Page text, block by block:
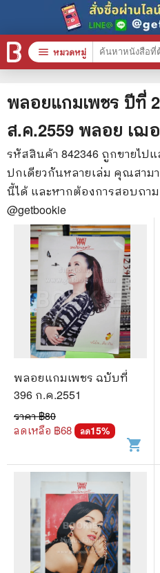
พลอยแกมเพชร ปีที่
ส.ค.2559 พลอย เฌ
รหัสสินค้า 842346 ถูกขายไปแ
ปกเดียวกันหลายเล่ม คุณสาม
นี้ได้ และหากต้องการสอบถาม
@getbookie
พลอยแกมเพชร ฉบับที่
396 ก.ค.2551
ราคา ฿80
ลดเหลือ ฿68 ลด15%
shopping_cart
menu หมวดหมู่
หมวด
หนังสือทั้งหมด
stars สินค้าใช้เฉพาะแต้มเท่านั้น
📚 หนังสือทั่วไป
🦄 วรรณกรรม นิยาย เรื่องสั้น
🎓 การศึกษา
😼 หนังสือการ์ตูน
🐲 หนังสือเด็ก
📕 นิตยสาร
🎲 Board Game
📅 สินค้าอื่นๆ